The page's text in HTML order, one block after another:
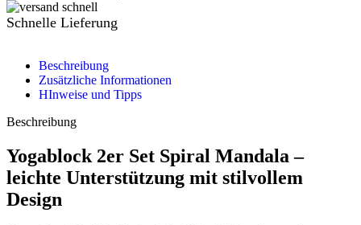
Schnelle Lieferung
Beschreibung
Zusätzliche Informationen
HInweise und Tipps
Beschreibung
Yogablock 2er Set Spiral Mandala –
leichte Unterstützung mit stilvollem
Design